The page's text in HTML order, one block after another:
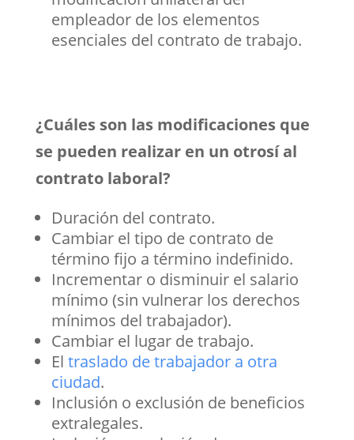
empleador de los elementos
esenciales del contrato de trabajo.
¿Cuáles son las modificaciones que
se pueden realizar en un otrosí al
contrato laboral?
Duración del contrato.
Cambiar el tipo de contrato de
término fijo a término indefinido.
Incrementar o disminuir el salario
mínimo (sin vulnerar los derechos
mínimos del trabajador).
Cambiar el lugar de trabajo.
El traslado de trabajador a otra
ciudad.
Inclusión o exclusión de beneficios
extralegales.